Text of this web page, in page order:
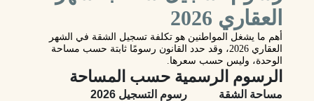
العقاري 2026
أهم ما يشغل المواطنين هو تكلفة تسجيل الشقة في الشهر
العقاري 2026
، وقد حدد القانون رسومًا ثابتة حسب مساحة
الوحدة، وليس حسب سعرها.
الرسوم الرسمية حسب المساحة
مساحة الشقة
رسوم التسجيل 2026